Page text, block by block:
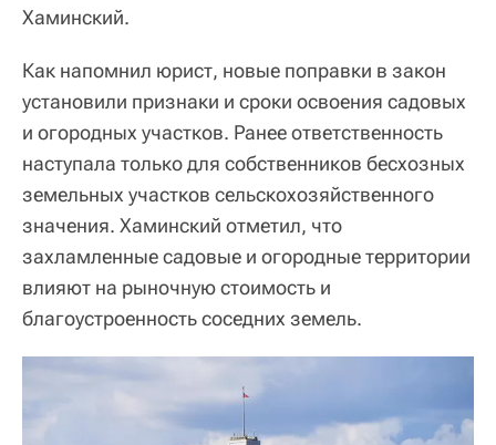
Хаминский.
Как напомнил юрист, новые поправки в закон
установили признаки и сроки освоения садовых
и огородных участков. Ранее ответственность
наступала только для собственников бесхозных
земельных участков сельскохозяйственного
значения. Хаминский отметил, что
захламленные садовые и огородные территории
влияют на рыночную стоимость и
благоустроенность соседних земель.